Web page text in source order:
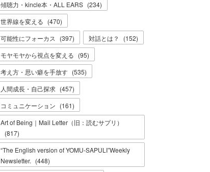
傾聴力・kincle本・ALL EARS (234)
世界線を変える (470)
可能性にフォーカス
(397) 対話とは？ (152)
モヤモヤから視点を変える (95)
考え方・思い癖を手放す (535)
人間成長・自己探求 (457)
コミュニケーション (161)
Art of Being｜Mail Letter（旧：読むサプリ）
(817)
“The English version of YOMU-SAPULI”Weekly
Newsletter. (448)